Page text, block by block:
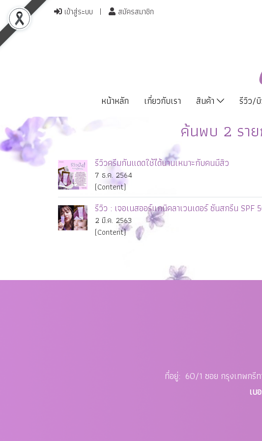
เข้าสู่ระบบ สมัครสมาชิก
หน้าหลัก เกี่ยวกับเรา สินค้า รีวิว/
ค้นพบ 2 รา
รีวิวครีมกันแดดใช้ได้นานเหมาะกับคนมีสิว
7 ธ.ค. 2564
(Content)
รีวิว : เจอเนสออร์แกนิคลาเวนเดอร์ ซันสกรีน
2 มี.ค. 2563
(Content)
ที่อยู่: 60/1 ซอย กรุงเทพกรี
เ